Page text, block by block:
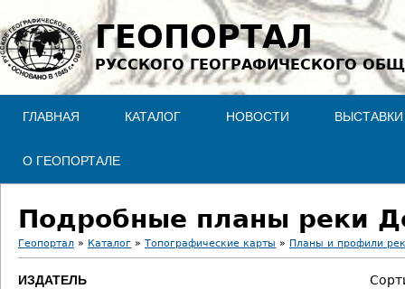
Jump to navigation
ГЕОПОРТАЛ
РУССКОГО ГЕОГРАФИЧЕСКОГО
ГЛАВНАЯ КАТАЛОГ НОВОСТИ ВЫСТАВКИ
О ГЕОПОРТАЛЕ
Подробные планы реки
В
Геопортал » Каталог » Топографические карты » Планы и профили
ИЗДАТЕЛЬ